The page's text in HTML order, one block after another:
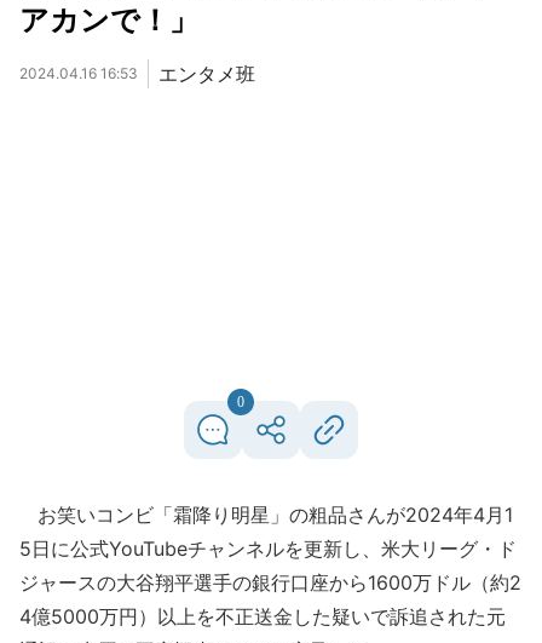
アカンで！」
2024.04.16 16:53 エンタメ班
0
お笑いコンビ「霜降り明星」の粗品さんが2024年4月1
5日に公式YouTubeチャンネルを更新し、米大リーグ・ド
ジャースの大谷翔平選手の銀行口座から1600万ドル（約2
4億5000万円）以上を不正送金した疑いで訴追された元